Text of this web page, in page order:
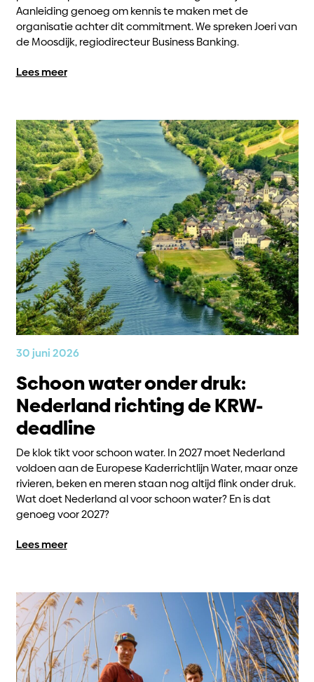
Aanleiding genoeg om kennis te maken met de
organisatie achter dit commitment. We spreken Joeri van
de Moosdijk, regiodirecteur Business Banking.
Lees meer
30 juni 2026
Schoon water onder druk:
Nederland richting de KRW-
deadline
De klok tikt voor schoon water. In 2027 moet Nederland
voldoen aan de Europese Kaderrichtlijn Water, maar onze
rivieren, beken en meren staan nog altijd flink onder druk.
Wat doet Nederland al voor schoon water? En is dat
genoeg voor 2027?
Lees meer